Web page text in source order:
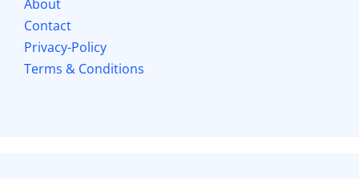
About
Contact
Privacy-Policy
Terms & Conditions